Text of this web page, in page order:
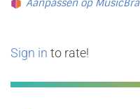
Aanpassen op
Sign in to rate!